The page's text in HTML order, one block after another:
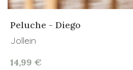
Peluche - Diego
Jollein
14,99 €